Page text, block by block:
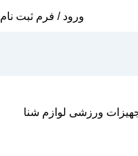
ورود / فرم ثبت نام
ورزشی لوازم شنا